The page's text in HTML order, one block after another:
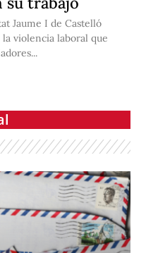
Jaume I de Castelló
violencia laboral que